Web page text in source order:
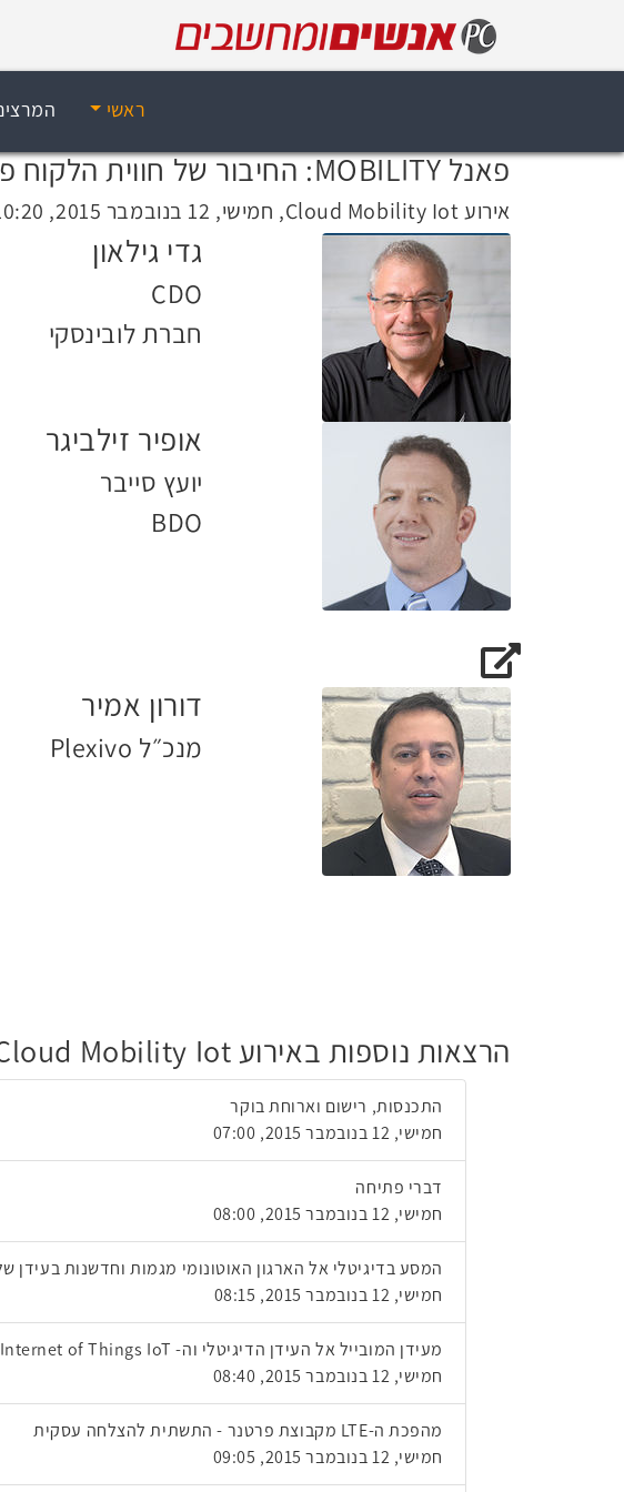
ראשי
פאנל MOBILITY: החיבור של חווית הלקוח פנים וחוץ ארגוניים באמצעות יישומים ואפליקציות
אירוע Cloud Mobility Iot, חמישי, 12 בנובמבר 2015, 10:20
גדי גילאון
CDO
חברת לובינסקי
אופיר זילביגר
יועץ סייבר
BDO
דורון אמיר
מנכ״ל Plexivo
הרצאות נוספות באירוע Cloud Mobility Iot
התכנסות, רישום וארוחת בוקר
חמישי, 12 בנובמבר 2015, 07:00
דברי פתיחה
חמישי, 12 בנובמבר 2015, 08:00
המסע בדיגיטלי אל הארגון האוטונומי מגמות וחדשנות בעידן
חמישי, 12 בנובמבר 2015, 08:15
מעידן המובייל אל העידן הדיגיטלי וה- Internet of Things IoT עם רד האט
חמישי, 12 בנובמבר 2015, 08:40
מהפכת ה-LTE מקבוצת פרטנר - התשתית להצלחה עסקית
חמישי, 12 בנובמבר 2015, 09:05